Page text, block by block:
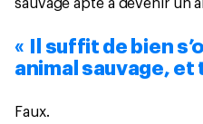
sauvage apte à devenir un
« Il suffit de bien
animal sauvage, et
Faux.